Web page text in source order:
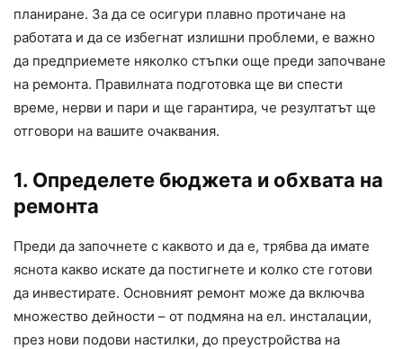
планиране. За да се осигури плавно протичане на
работата и да се избегнат излишни проблеми, е важно
да предприемете няколко стъпки още преди започване
на ремонта. Правилната подготовка ще ви спести
време, нерви и пари и ще гарантира, че резултатът ще
отговори на вашите очаквания.
1. Определете бюджета и обхвата на
ремонта
Преди да започнете с каквото и да е, трябва да имате
яснота какво искате да постигнете и колко сте готови
да инвестирате. Основният ремонт може да включва
множество дейности – от подмяна на ел. инсталации,
през нови подови настилки, до преустройства на